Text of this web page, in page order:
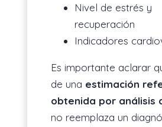
Nivel de estrés y
recuperación
Indicadores
Es importante aclarar
de una estimación
obtenida por análisis
no reemplaza un